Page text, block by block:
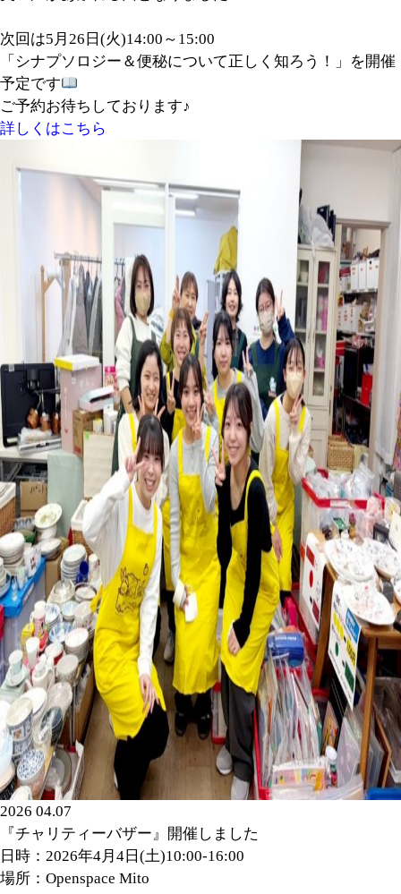
次回は5月26日(火)14:00～15:00
「シナプソロジー＆便秘について正しく知ろう！」を開催
予定です
ご予約お待ちしております♪
詳しくはこちら
2026 04.07
『チャリティーバザー』開催しました
日時：2026年4月4日(土)10:00‐16:00
場所：Openspace Mito